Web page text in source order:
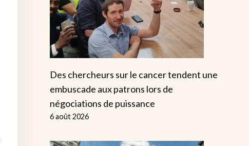
Des chercheurs sur le cancer tendent une
embuscade aux patrons lors de
négociations de puissance
6 août 2026